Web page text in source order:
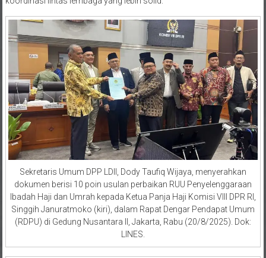
Sekretaris Umum DPP LDII, Dody Taufiq Wijaya, menyerahkan
dokumen berisi 10 poin usulan perbaikan RUU Penyelenggaraan
Ibadah Haji dan Umrah kepada Ketua Panja Haji Komisi VIII DPR RI,
Singgih Januratmoko (kiri), dalam Rapat Dengar Pendapat Umum
(RDPU) di Gedung Nusantara II, Jakarta, Rabu (20/8/2025). Dok:
LINES.